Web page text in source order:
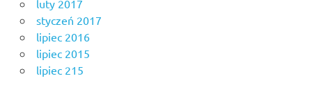
luty 2017
styczeń 2017
lipiec 2016
lipiec 2015
lipiec 215